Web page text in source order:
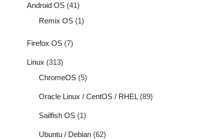
Android OS (41)
Remix OS (1)
Firefox OS (7)
Linux (313)
ChromeOS (5)
Oracle Linux / CentOS / RHEL(89)
Sailfish OS (1)
Ubuntu / Debian (62)